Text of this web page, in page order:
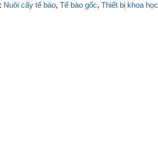
Nuôi cấy tế bào,Tế bào gốc,Thiết bị khoa học